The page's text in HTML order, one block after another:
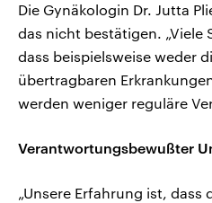
Die Gynäkologin Dr. Jutta
das nicht bestätigen. „Viele
dass beispielsweise weder
übertragbaren
werden weniger reguläre
Verantwortungsbewußter
„Unsere Erfahrung ist, dass